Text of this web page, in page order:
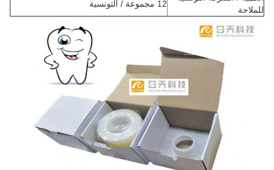
للملاحة
12 مجموعة / التونسية